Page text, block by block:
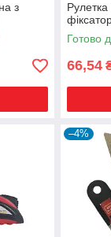
з
Готово
66,54
–4%